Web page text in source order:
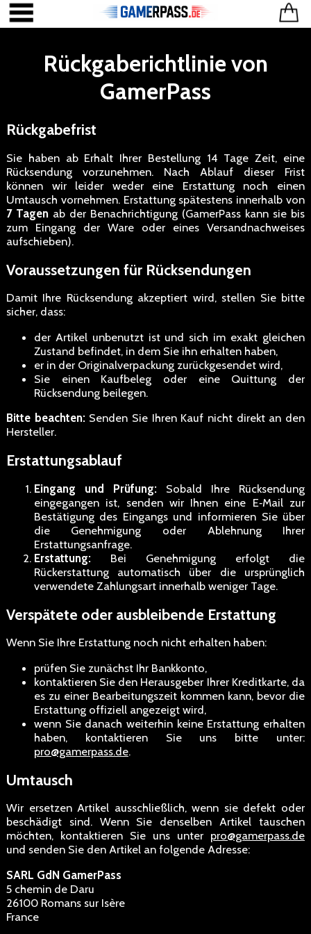
Rückgaberichtlinie von
GamerPass
Rückgabefrist
Sie haben ab Erhalt Ihrer Bestellung 14 Tage Zeit, eine
Rücksendung vorzunehmen. Nach Ablauf dieser Frist
können wir leider weder eine Erstattung noch einen
Umtausch vornehmen. Erstattung spätestens innerhalb von
7 Tagenab der Benachrichtigung (GamerPass kann sie bis
zum Eingang der Ware oder eines Versandnachweises
aufschieben).
Voraussetzungen für Rücksendungen
Damit Ihre Rücksendung akzeptiert wird, stellen Sie bitte
sicher, dass:
der Artikel unbenutzt ist und sich im exakt gleichen
Zustand befindet, in dem Sie ihn erhalten haben,
er in der Originalverpackung zurückgesendet wird,
Sie einen Kaufbeleg oder eine Quittung der
Rücksendung beilegen.
Bitte beachten:Senden Sie Ihren Kauf nicht direkt an den
Hersteller.
Erstattungsablauf
Eingang und Prüfung:Sobald Ihre Rücksendung
eingegangen ist, senden wir Ihnen eine E‑Mail zur
Bestätigung des Eingangs und informieren Sie über
die Genehmigung oder Ablehnung Ihrer
Erstattungsanfrage.
Erstattung:Bei Genehmigung erfolgt die
Rückerstattung automatisch über die ursprünglich
verwendete Zahlungsart innerhalb weniger Tage.
Verspätete oder ausbleibende Erstattung
Wenn Sie Ihre Erstattung noch nicht erhalten haben:
prüfen Sie zunächst Ihr Bankkonto,
kontaktieren Sie den Herausgeber Ihrer Kreditkarte, da
es zu einer Bearbeitungszeit kommen kann, bevor die
Erstattung offiziell angezeigt wird,
wenn Sie danach weiterhin keine Erstattung erhalten
haben, kontaktieren Sie uns bitte unter:
pro@gamerpass.de.
Umtausch
Wir ersetzen Artikel ausschließlich, wenn sie defekt oder
beschädigt sind. Wenn Sie denselben Artikel tauschen
möchten, kontaktieren Sie uns unter pro@gamerpass.de
und senden Sie den Artikel an folgende Adresse:
SARL GdN GamerPass
5 chemin de Daru
26100 Romans sur Isère
France